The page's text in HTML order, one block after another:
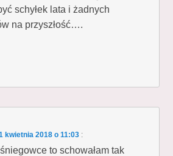
schyłek lata i żadnych
na przyszłość….
kwietnia 2018 o 11:03 :
to schowałam tak